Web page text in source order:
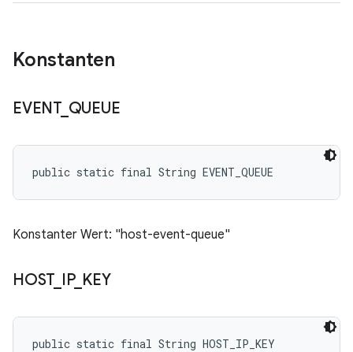
Konstanten
EVENT_ QUEUE
public static final String EVENT_QUEUE
Konstanter Wert: "host-event-queue"
HOST_ IP_ KEY
public static final String HOST_IP_KEY